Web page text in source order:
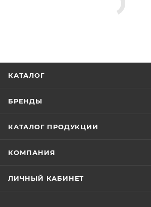
КАТАЛОГ
БРЕНДЫ
КАТАЛОГ ПРОДУКЦИИ
КОМПАНИЯ
ЛИЧНЫЙ КАБИНЕТ